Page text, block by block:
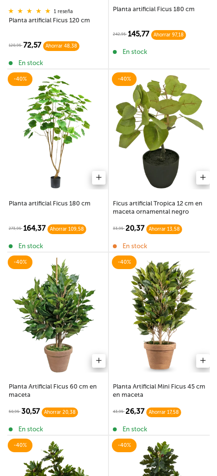
1 reseña
Planta artificial Ficus 120 cm
120,95 72,57 Ahorrar 48,38
En stock
Planta artificial Ficus 180 cm
242,95 145,77 Ahorrar 97,18
En stock
-40%
Planta artificial Ficus 180 cm
273,95 164,37 Ahorrar 109,58
En stock
-40%
Ficus artificial Tropica 12 cm en
maceta ornamental negro
33,95 20,37 Ahorrar 13,58
En stock
-40%
Planta Artificial Ficus 60 cm en
maceta
50,95 30,57 Ahorrar 20,38
En stock
-40%
Planta Artificial Mini Ficus 45 cm
en maceta
43,95 26,37 Ahorrar 17,58
En stock
-40% -40%